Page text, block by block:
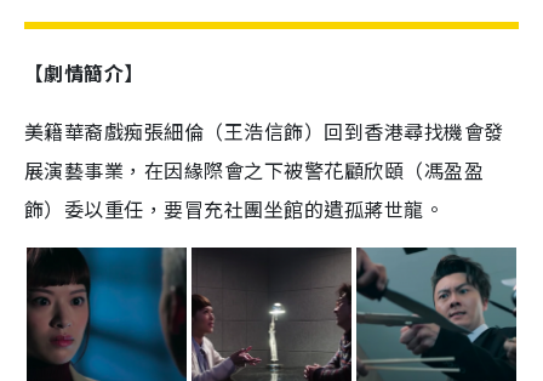
【劇情簡介】
美籍華裔戲痴張細倫（王浩信飾）回到香港尋找機會發
展演藝事業，在因緣際會之下被警花顧欣頤（馮盈盈
飾）委以重任，要冒充社團坐館的遺孤蔣世龍。